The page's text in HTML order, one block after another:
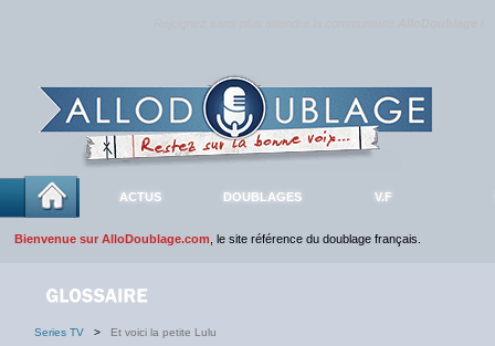
ACTUS DOUBLAGES V.F
Bienvenue sur AlloDoublage.com , le site référence du doublage français.
Series TV > Et voici la petite Lulu